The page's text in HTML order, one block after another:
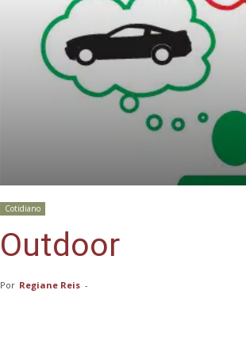
Cotidiano
Outdoor
Por Regiane Reis -